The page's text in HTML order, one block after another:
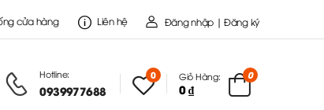
cửa hàng Liên hệ Đăng nhập | Đăng ký
Hotline:
0939977688
0 Giỏ Hàng:
0 ₫
0